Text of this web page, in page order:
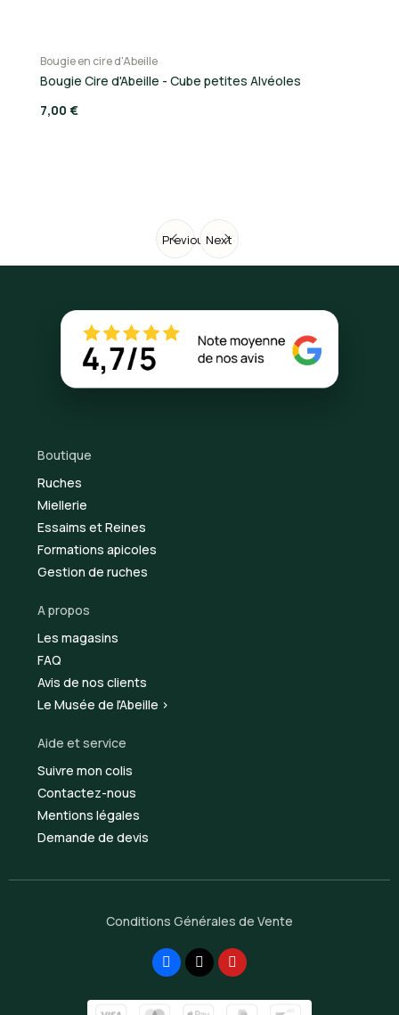
Previous
Bougie en cire d'Abeille
Bougie Cire d'Abeille - Cube petites Alvéoles
7,00 €
Next
Boutique
Ruches
Miellerie
Essaims et Reines
Formations apicoles
Gestion de ruches
A propos
Les magasins
FAQ
Avis de nos clients
Le Musée de l'Abeille >
Aide et service
Suivre mon colis
Contactez-nous
Mentions légales
Demande de devis
Conditions Générales de Vente